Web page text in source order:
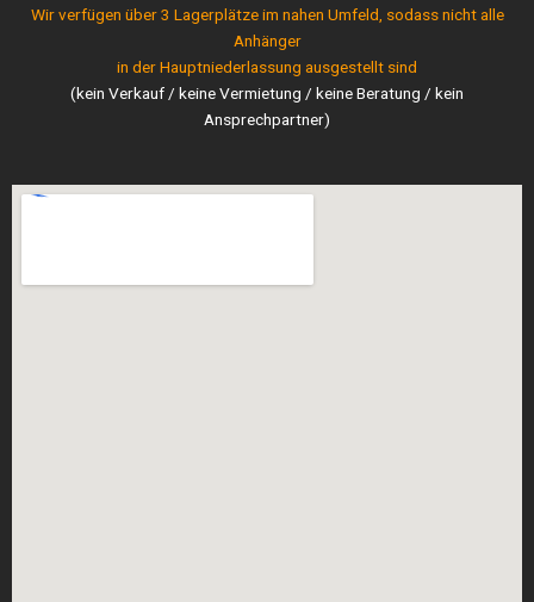
Wir verfügen über 3 Lagerplätze im nahen Umfeld, sodass nicht alle
Anhänger
in der Hauptniederlassung ausgestellt sind
(kein Verkauf / keine Vermietung / keine Beratung / kein
Ansprechpartner)